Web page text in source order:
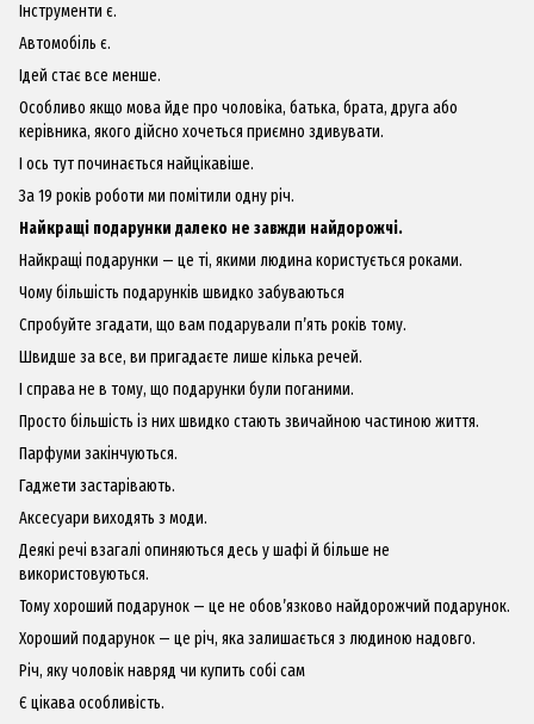
Інструменти є.
Автомобіль є.
Ідей стає все менше.
Особливо якщо мова йде про чоловіка, батька, брата, друга або
керівника, якого дійсно хочеться приємно здивувати.
І ось тут починається найцікавіше.
За 19 років роботи ми помітили одну річ.
Найкращі подарунки далеко не завжди найдорожчі.
Найкращі подарунки — це ті, якими людина користується роками.
Чому більшість подарунків швидко забуваються
Спробуйте згадати, що вам подарували п’ять років тому.
Швидше за все, ви пригадаєте лише кілька речей.
І справа не в тому, що подарунки були поганими.
Просто більшість із них швидко стають звичайною частиною життя.
Парфуми закінчуються.
Гаджети застарівають.
Аксесуари виходять з моди.
Деякі речі взагалі опиняються десь у шафі й більше не
використовуються.
Тому хороший подарунок — це не обов’язково найдорожчий подарунок.
Хороший подарунок — це річ, яка залишається з людиною надовго.
Річ, яку чоловік навряд чи купить собі сам
Є цікава особливість.